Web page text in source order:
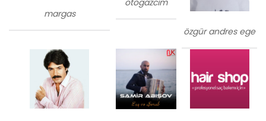
margas
otogazcim
özgür andres ege